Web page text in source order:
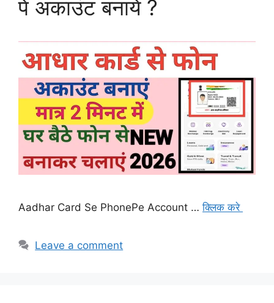
पे अकाउंट बनाये ?
Aadhar Card Se PhonePe Account …क्लिक करे
Leave a comment